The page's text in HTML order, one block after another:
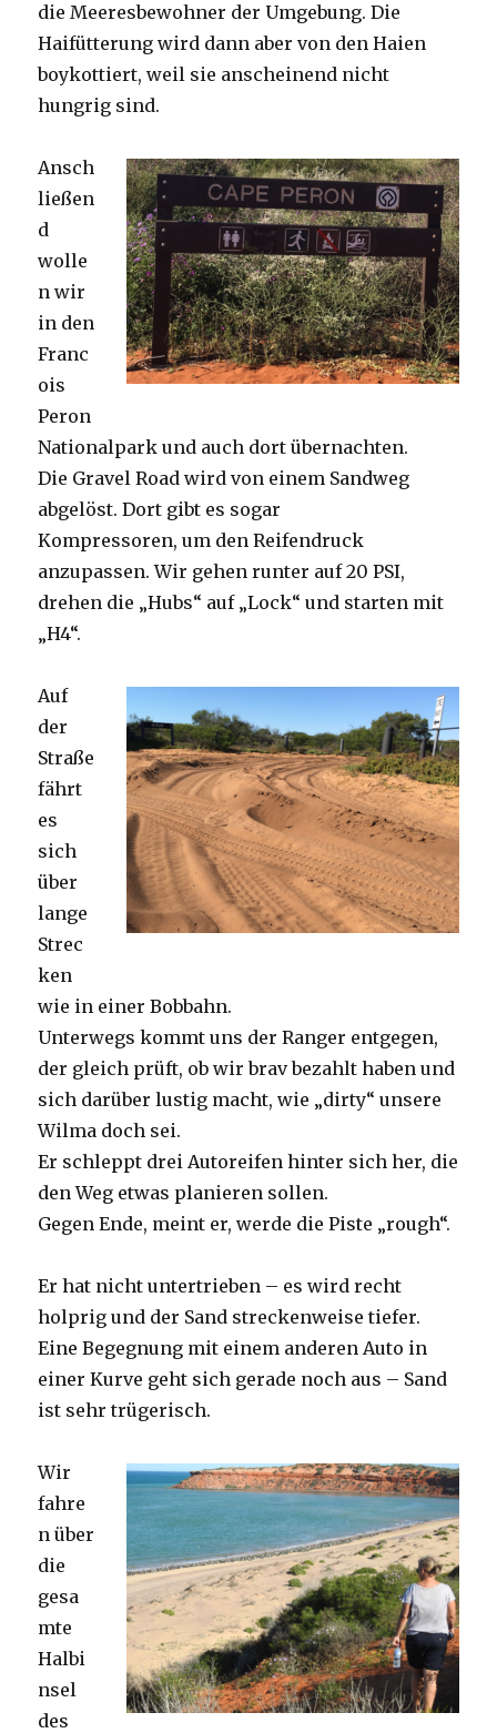
die Meeresbewohner der Umgebung. Die
Haifütterung wird dann aber von den Haien
boykottiert, weil sie anscheinend nicht
hungrig sind.
Ansch
ließen
d
wolle
n wir
in den
Franc
ois
Peron
Nationalpark und auch dort übernachten.
Die Gravel Road wird von einem Sandweg
abgelöst. Dort gibt es sogar
Kompressoren, um den Reifendruck
anzupassen. Wir gehen runter auf 20 PSI,
drehen die „Hubs“ auf „Lock“ und starten mit
„H4“.
Auf
der
Straße
fährt
es
sich
über
lange
Strec
ken
wie in einer Bobbahn.
Unterwegs kommt uns der Ranger entgegen,
der gleich prüft, ob wir brav bezahlt haben und
sich darüber lustig macht, wie „dirty“ unsere
Wilma doch sei.
Er schleppt drei Autoreifen hinter sich her, die
den Weg etwas planieren sollen.
Gegen Ende, meint er, werde die Piste „rough“.
Er hat nicht untertrieben – es wird recht
holprig und der Sand streckenweise tiefer.
Eine Begegnung mit einem anderen Auto in
einer Kurve geht sich gerade noch aus – Sand
ist sehr trügerisch.
Wir
fahre
n über
die
gesa
mte
Halbi
nsel
des